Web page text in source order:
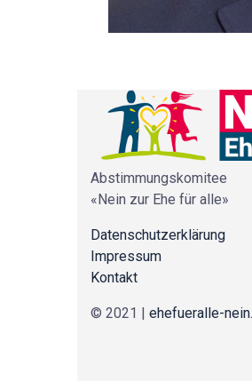
Abstimmungskomitee
«Nein zur Ehe für alle»
Datenschutzerklärung
Impressum
Kontakt
© 2021 | ehefueralle-